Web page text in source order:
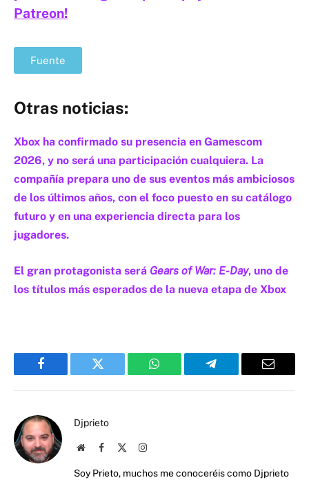
Patreon!
Fuente
Otras noticias:
Xbox ha confirmado su presencia en Gamescom
2026, y no será una participación cualquiera. La
compañía prepara uno de sus eventos más ambiciosos
de los últimos años, con el foco puesto en su catálogo
futuro y en una experiencia directa para los
jugadores.
El gran protagonista será Gears of War: E-Day, uno de
los títulos más esperados de la nueva etapa de Xbox
Facebook Twitter WhatsApp Telegram Email
Djprieto
WebsiteFacebook Instagram
Soy Prieto, muchos me conoceréis como Djprieto